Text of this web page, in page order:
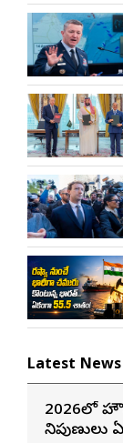
Latest News
2026లో
నిపుణులు